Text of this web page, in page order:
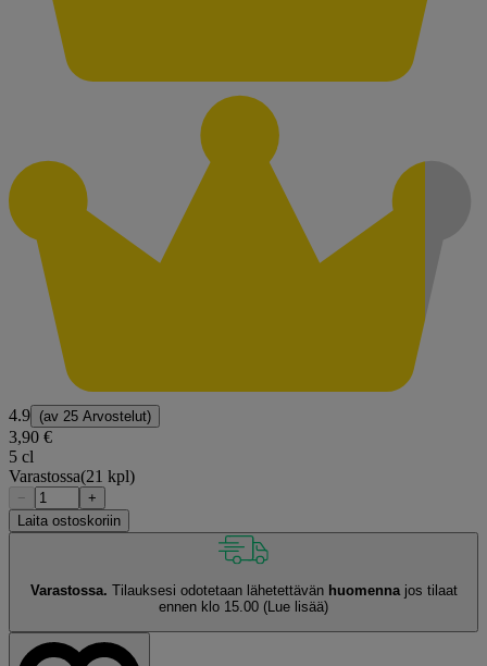
4.9 (av 25 Arvostelut)
3,90 €
5 cl
Varastossa(21 kpl)
−
+
Laita ostoskoriin
Varastossa. Tilauksesi odotetaan lähetettävän huomennajos tilaat
ennen klo 15.00 (Lue lisää)